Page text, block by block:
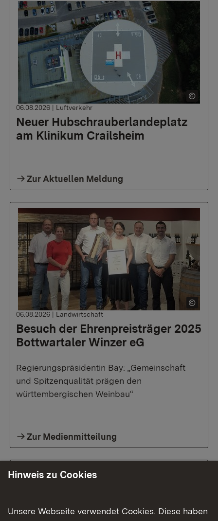
Neuer Hubschrauberlandeplatz
am Klinikum Crailsheim
06.08.2026 | Luftverkehr
Zur Aktuellen Meldung
Besuch der Ehrenpreisträger 2025
Bottwartaler Winzer eG
06.08.2026 | Landwirtschaft
Regierungspräsidentin Bay: „Gemeinschaft
und Spitzenqualität prägen den
württembergischen Weinbau“
Zur Medienmitteilung
Hinweis zu Cookies
Unsere Webseite verwendet Cookies. Diese haben